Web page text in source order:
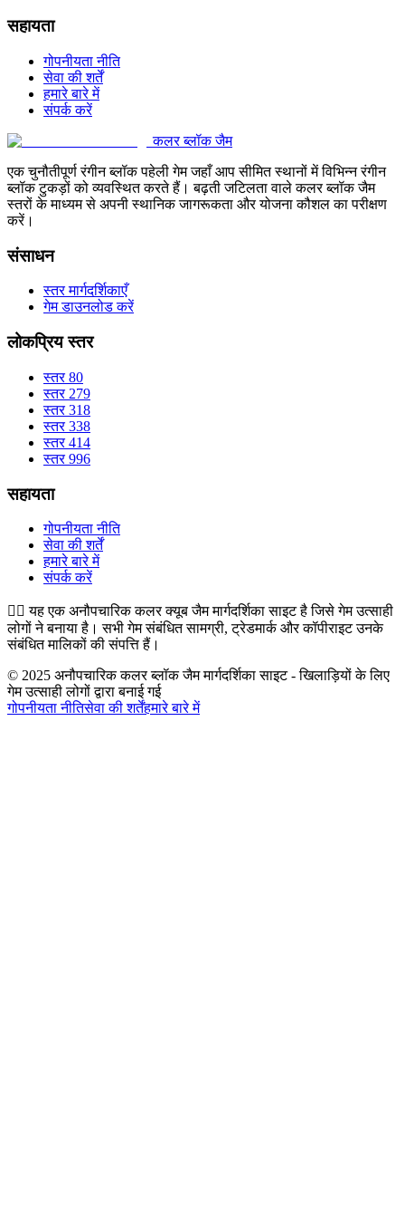
सहायता
गोपनीयता नीति
सेवा की शर्तें
हमारे बारे में
संपर्क करें
कलर ब्लॉक जैम
एक चुनौतीपूर्ण रंगीन ब्लॉक पहेली गेम जहाँ आप सीमित स्थानों में विभिन्न रंगीन
ब्लॉक टुकड़ों को व्यवस्थित करते हैं। बढ़ती जटिलता वाले कलर ब्लॉक जैम
स्तरों के माध्यम से अपनी स्थानिक जागरूकता और योजना कौशल का परीक्षण
करें।
संसाधन
स्तर मार्गदर्शिकाएँ
गेम डाउनलोड करें
लोकप्रिय स्तर
स्तर 80
स्तर 279
स्तर 318
स्तर 338
स्तर 414
स्तर 996
सहायता
गोपनीयता नीति
सेवा की शर्तें
हमारे बारे में
संपर्क करें
👉🏻यह एक अनौपचारिक कलर क्यूब जैम मार्गदर्शिका साइट है जिसे गेम उत्साही
लोगों ने बनाया है। सभी गेम संबंधित सामग्री, ट्रेडमार्क और कॉपीराइट उनके
संबंधित मालिकों की संपत्ति हैं।
© 2025 अनौपचारिक कलर ब्लॉक जैम मार्गदर्शिका साइट - खिलाड़ियों के लिए
गेम उत्साही लोगों द्वारा बनाई गई
गोपनीयता नीतिसेवा की शर्तेंहमारे बारे में